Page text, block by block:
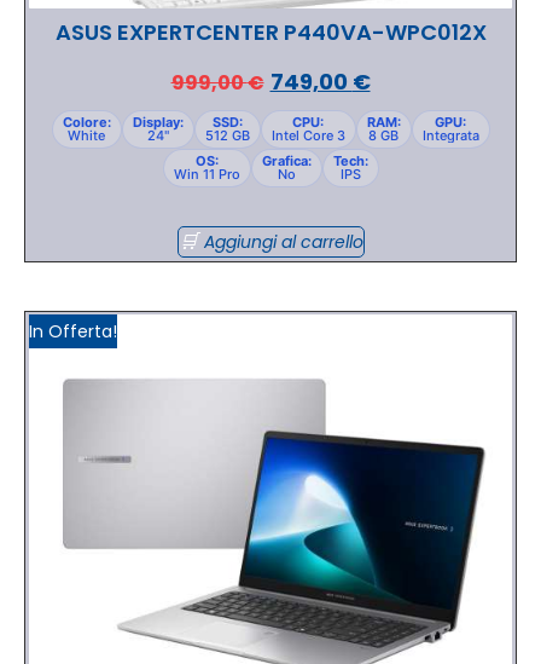
ASUS EXPERTCENTER P440VA-WPC012X
999,00€ 749,00 €
Colore:
White
Display:
24"
SSD:
512 GB
CPU:
Intel Core 3
RAM:
8 GB
GPU:
Integrata
OS:
Win 11 Pro
Grafica:
No
Tech:
IPS
Aggiungi al carrello
In Offerta!